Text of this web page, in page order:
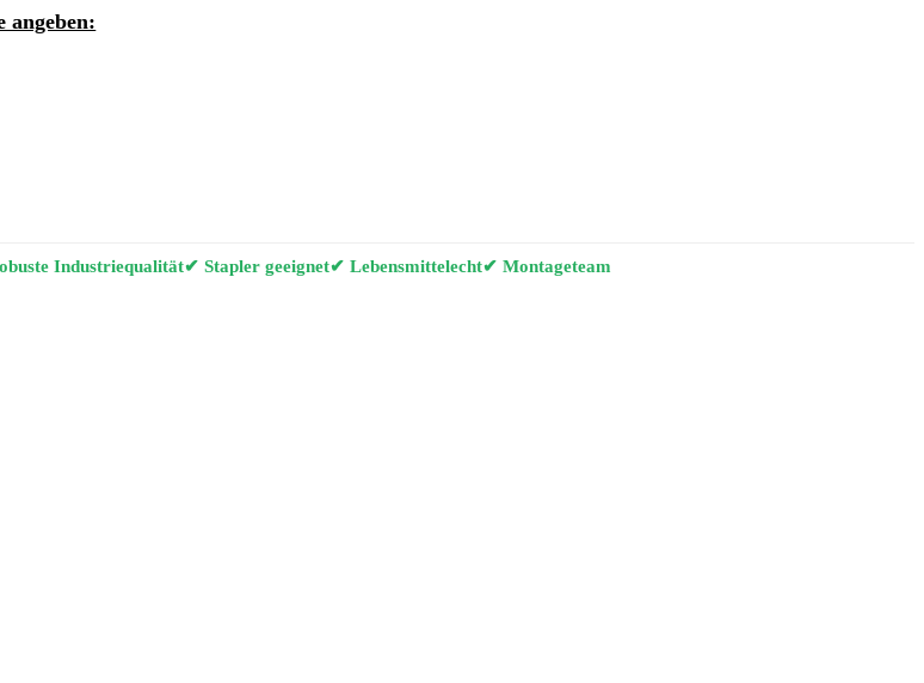
angeben:
Industriequalität✔ Stapler geeignet✔ Lebensmittelecht✔ Montageteam